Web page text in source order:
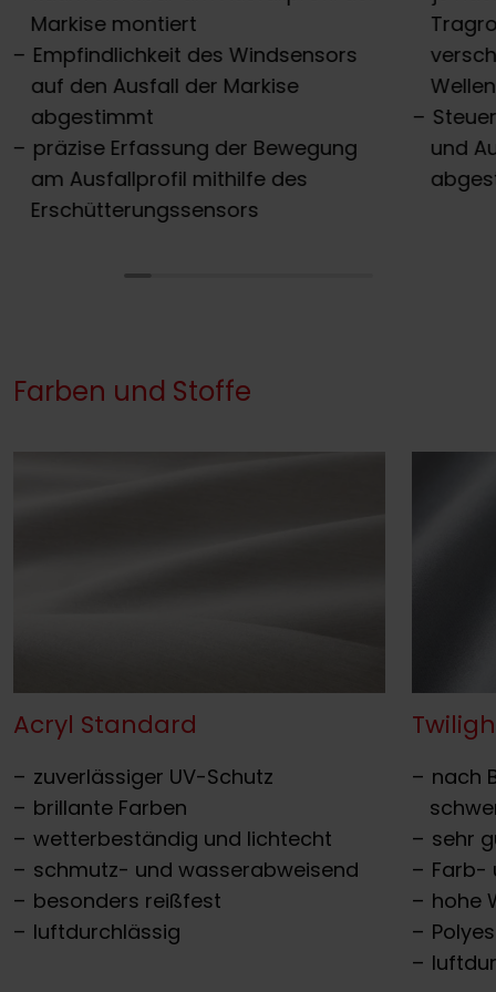
Markise montiert
Empfindlichkeit des Windsensors
auf den Ausfall der Markise
abgestimmt
präzise Erfassung der Bewegung
am Ausfallprofil mithilfe des
Erschütterungssensors
und
Farben und Stoffe
Acryl Standard
zuverlässiger UV-Schutz
brillante Farben
wetterbeständig und lichtecht
schmutz- und wasserabweisend
besonders reißfest
luftdurchlässig
nach
sehr
Farb-
hohe